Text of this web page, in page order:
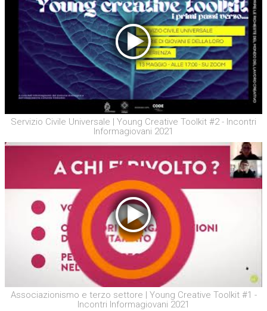
Servizio Civile Universale | Young Creative Toolkit #2 - Incontri
Informagiovani 2021
Associazionismo e terzo settore | Young Creative Toolkit #1 -
Incontri Informagiovani 2021